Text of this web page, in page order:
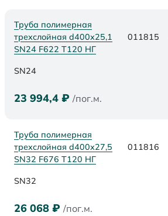
Труба полимерная
трехслойная d400х25,1
SN24 F622 Т120 НГ
011815
SN24
23 994,4 ₽ /пог.м.
Труба полимерная
трехслойная d400х27,5
SN32 F676 Т120 НГ
011816
SN32
26 068 ₽ /пог.м.